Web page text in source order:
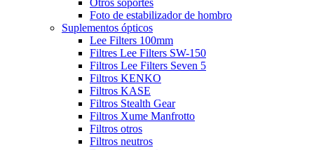
Otros soportes
Foto de estabilizador de hombro
Suplementos ópticos
Lee Filters 100mm
Filtres Lee Filters SW-150
Filtros Lee Filters Seven 5
Filtros KENKO
Filtros KASE
Filtros Stealth Gear
Filtros Xume Manfrotto
Filtros otros
Filtros neutros